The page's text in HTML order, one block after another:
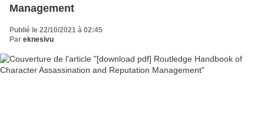
Management
Publié le 22/10/2021 à 02:45
Par eknesivu